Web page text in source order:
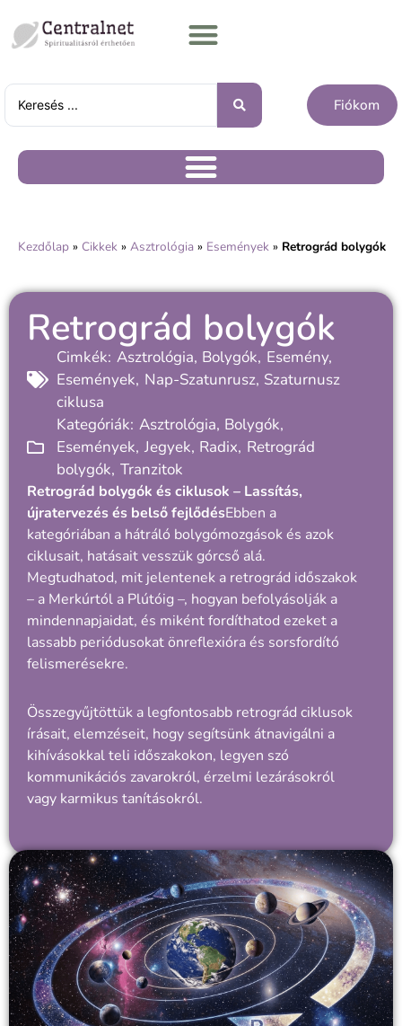
Fiókom
Kezdőlap » Cikkek » Asztrológia » Események » Retrográd bolygók
Retrográd bolygók
Cimkék: Asztrológia, Bolygók, Esemény,
Események, Nap-Szatunrusz, Szaturnusz
ciklusa
Kategóriák: Asztrológia, Bolygók,
Események, Jegyek, Radix, Retrográd
bolygók, Tranzitok
Retrográd bolygók és ciklusok – Lassítás,
újratervezés és belső fejlődésEbben a
kategóriában a hátráló bolygómozgások és azok
ciklusait, hatásait vesszük górcső alá.
Megtudhatod, mit jelentenek a retrográd időszakok
– a Merkúrtól a Plútóig –, hogyan befolyásolják a
mindennapjaidat, és miként fordíthatod ezeket a
lassabb periódusokat önreflexióra és sorsfordító
felismerésekre.
Összegyűjtöttük a legfontosabb retrográd ciklusok
írásait, elemzéseit, hogy segítsünk átnavigálni a
kihívásokkal teli időszakokon, legyen szó
kommunikációs zavarokról, érzelmi lezárásokról
vagy karmikus tanításokról.